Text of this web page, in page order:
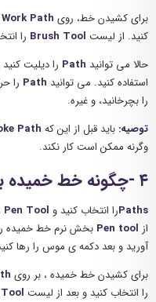
برای کشیدن خط، روی Work Path
کنید. از لیست Brush Tool را
حالا می توانید Path را دیلیت
استفاده کنید. می توانید Path را
را بچرخانید، و غیره.
توصیه: باید قبل از این که Path
وگرنه ممکن است کار نکند.
۴ -چگونه خط خمیده بکشیم؟
Pathsرا انتخاب کنید و Pen Tool
از Pen tool بخش نرم خط خمیده
آورید و بعد دکمه ی موس را رها
برای کشیدن خط خمیده ، بر روی
را انتخاب کنید و بعد از لیست